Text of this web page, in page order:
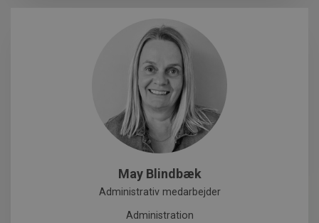
May Blindbæk
Administrativ medarbejder
Administration